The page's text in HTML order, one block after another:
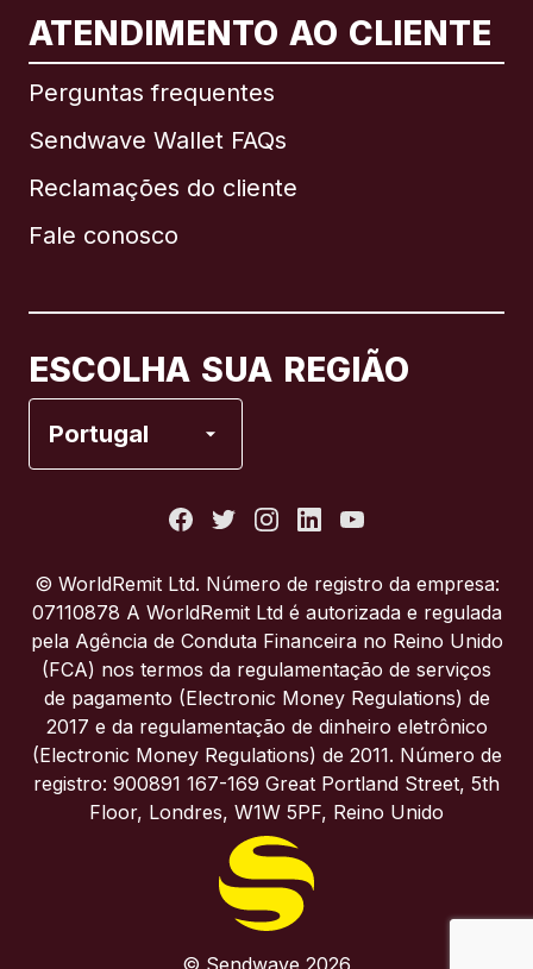
ATENDIMENTO AO CLIENTE
Perguntas frequentes
Sendwave Wallet FAQs
Reclamações do cliente
Fale conosco
ESCOLHA SUA REGIÃO
Portugal
Internacional English
Brasil
Itália
Portugal
Reino Unido
© WorldRemit Ltd. Número de registro da empresa:
07110878 A WorldRemit Ltd é autorizada e regulada
pela Agência de Conduta Financeira no Reino Unido
(FCA) nos termos da regulamentação de serviços
de pagamento (Electronic Money Regulations) de
2017 e da regulamentação de dinheiro eletrônico
(Electronic Money Regulations) de 2011. Número de
registro: 900891 167-169 Great Portland Street, 5th
Floor, Londres, W1W 5PF, Reino Unido